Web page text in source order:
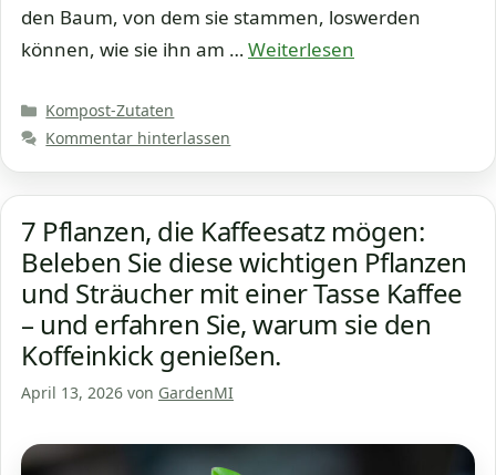
den Baum, von dem sie stammen, loswerden
können, wie sie ihn am …Weiterlesen
Kategorien
Kompost-Zutaten
Kommentar hinterlassen
7 Pflanzen, die Kaffeesatz mögen:
Beleben Sie diese wichtigen Pflanzen
und Sträucher mit einer Tasse Kaffee
– und erfahren Sie, warum sie den
Koffeinkick genießen.
April 13, 2026 von GardenMI